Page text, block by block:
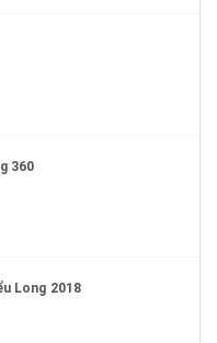
360
Long 2018